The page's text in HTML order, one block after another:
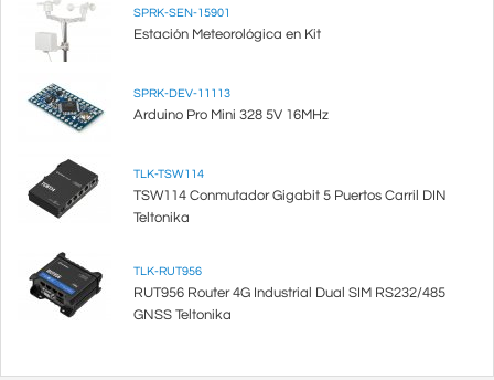
SPRK-SEN-15901
Estación Meteorológica en Kit
SPRK-DEV-11113
Arduino Pro Mini 328 5V 16MHz
TLK-TSW114
TSW114 Conmutador Gigabit 5 Puertos Carril DIN
Teltonika
TLK-RUT956
RUT956 Router 4G Industrial Dual SIM RS232/485
GNSS Teltonika